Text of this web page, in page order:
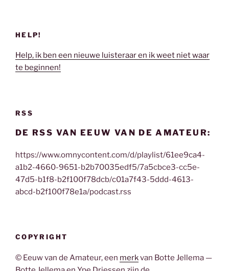
HELP!
Help, ik ben een nieuwe luisteraar en ik weet niet waar
te beginnen!
RSS
DE RSS VAN EEUW VAN DE AMATEUR:
https://www.omnycontent.com/d/playlist/61ee9ca4-
a1b2-4660-9651-b2b70035edf5/7a5cbce3-cc5e-
47d5-b1f8-b2f100f78dcb/c01a7f43-5ddd-4613-
abcd-b2f100f78e1a/podcast.rss
COPYRIGHT
© Eeuw van de Amateur, een merkvan Botte Jellema —